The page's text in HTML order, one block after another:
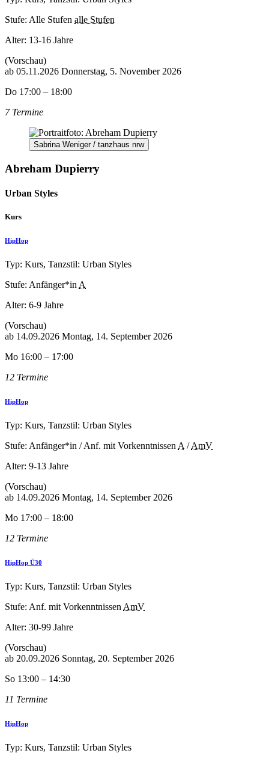
Stufe: Alle Stufen alle Stufen
Alter: 13-16 Jahre
(Vorschau)
ab 05.11.2026 Donnerstag, 5. November 2026
Do 17:00 – 18:00
7 Termine
Sabrina Weniger / tanzhaus nrw
Abreham Dupierry
Urban Styles
Kurs
HipHop
Typ: Kurs, Tanzstil: Urban Styles
Stufe: Anfänger*inA
Alter: 6-9 Jahre
(Vorschau)
ab 14.09.2026 Montag, 14. September 2026
Mo 16:00 – 17:00
12 Termine
HipHop
Typ: Kurs, Tanzstil: Urban Styles
Stufe: Anfänger*in / Anf. mit Vorkenntnissen A /AmV
Alter: 9-13 Jahre
(Vorschau)
ab 14.09.2026 Montag, 14. September 2026
Mo 17:00 – 18:00
12 Termine
HipHop Ü30
Typ: Kurs, Tanzstil: Urban Styles
Stufe: Anf. mit Vorkenntnissen AmV
Alter: 30-99 Jahre
(Vorschau)
ab 20.09.2026 Sonntag, 20. September 2026
So 13:00 – 14:30
11 Termine
HipHop
Typ: Kurs, Tanzstil: Urban Styles